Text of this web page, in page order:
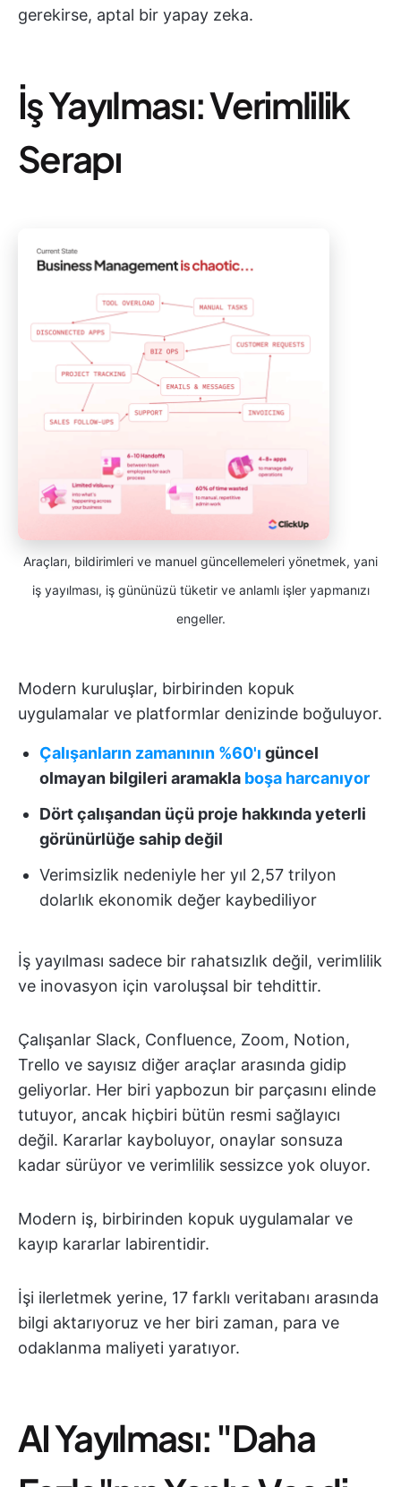
gerekirse, aptal bir yapay zeka.
İş Yayılması: Verimlilik
Serapı
Araçları, bildirimleri ve manuel güncellemeleri yönetmek, yani
iş yayılması, iş gününüzü tüketir ve anlamlı işler yapmanızı
engeller.
Modern kuruluşlar, birbirinden kopuk
uygulamalar ve platformlar denizinde boğuluyor.
Çalışanların zamanının %60'ı güncel
olmayan bilgileri aramakla boşa harcanıyor
Dört çalışandan üçü proje hakkında yeterli
görünürlüğe sahip değil
Verimsizlik nedeniyle her yıl 2,57 trilyon
dolarlık ekonomik değer kaybediliyor
İş yayılması sadece bir rahatsızlık değil, verimlilik
ve inovasyon için varoluşsal bir tehdittir.
Çalışanlar Slack, Confluence, Zoom, Notion,
Trello ve sayısız diğer araçlar arasında gidip
geliyorlar. Her biri yapbozun bir parçasını elinde
tutuyor, ancak hiçbiri bütün resmi sağlayıcı
değil. Kararlar kayboluyor, onaylar sonsuza
kadar sürüyor ve verimlilik sessizce yok oluyor.
Modern iş, birbirinden kopuk uygulamalar ve
kayıp kararlar labirentidir.
İşi ilerletmek yerine, 17 farklı veritabanı arasında
bilgi aktarıyoruz ve her biri zaman, para ve
odaklanma maliyeti yaratıyor.
AI Yayılması: "Daha